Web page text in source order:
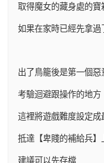
取得魔女的藏身處的寶
如果在家時已經先拿
出了鳥籠後是第一個惡
考驗迴避跟操作的地方
這裡將遊戲難度設定
抵達【卑賤的補給兵】
建議可以先存檔